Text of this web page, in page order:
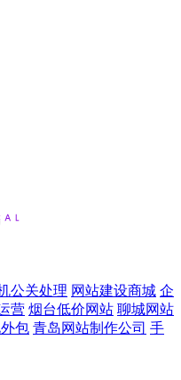
公关处理 网站建设商城 企
营 烟台低价网站 聊城网站
包 青岛网站制作公司 手